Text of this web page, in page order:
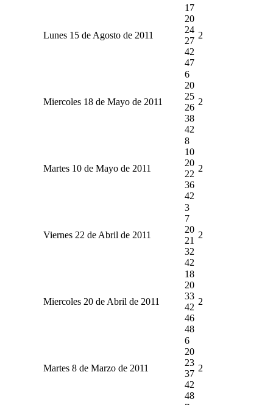
Lunes 15 de Agosto de 2011
17
20
24
27
42
47
2
Miercoles 18 de Mayo de 2011
6
20
25
26
38
42
2
Martes 10 de Mayo de 2011
8
10
20
22
36
42
2
Viernes 22 de Abril de 2011
3
7
20
21
32
42
2
Miercoles 20 de Abril de 2011
18
20
33
42
46
48
2
Martes 8 de Marzo de 2011
6
20
23
37
42
48
2